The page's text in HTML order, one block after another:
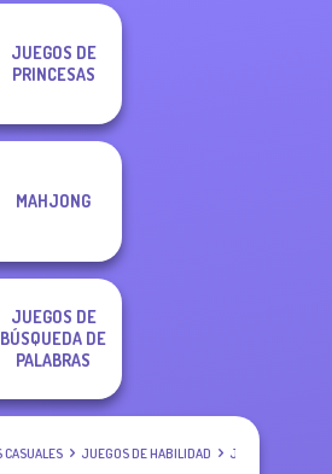
JUEGOS DE
PRINCESAS
MAHJONG
JUEGOS DE
BÚSQUEDA DE
PALABRAS
CASUALES JUEGOS DE HABILIDAD JUEGOS DE OBBY